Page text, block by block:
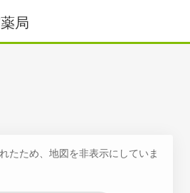
局
たため、地図を非表示にしていま